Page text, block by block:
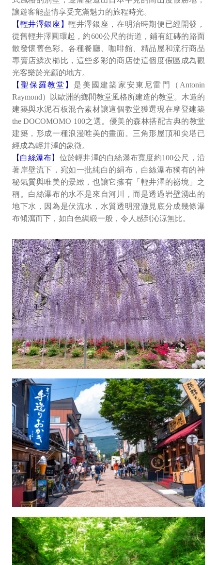
讓遊客能盡情享受充滿魅力的旅程時光。
【輕井澤銀座】輕井澤銀座，在明治時期便已經開發，
從舊輕井澤圓環起，約600公尺的街道，鋪有紅磚的路面
散發懷舊色彩。各種餐廳、咖啡館、精品屋和流行商品
專賣店鱗次櫛比，這些多彩的商店使這個度假區成為觀
光客樂於光顧的地方。
【聖保羅教堂】 是美國建築家安東尼雷門（Antonin
Raymond）以歐洲的鄉間教堂風格所建造的教堂。木造的
建築與水泥石板混合素材讓這個教堂獲選現在摩登建築
the DOCOMOMO 100之選。優美的森林搭配古典的教堂
建築，形成一種浪漫唯美的畫面。三角形屋頂和尖塔已
經成為輕井澤的象徵。
【白絲瀑布】 位於輕井澤的白絲瀑布寬度約100公尺，沿
著岸壁流下，宛如一批純白的絹布，白絲瀑布獨有的神
秘氣質與唯美的景緻，也讓它擁有「輕井澤的祕境」之
稱。白絲瀑布的水不是來自河川，而是透過岩壁湧出的
地下水，因為是伏流水，水質透明澄澈見底分成幾條瀑
布傾瀉而下，如白色綢緞一般，令人感到沁涼無比。